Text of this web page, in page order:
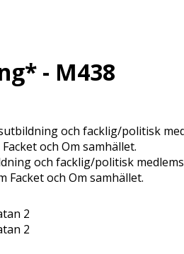
- M438
och facklig/politisk
och Om samhället.
och facklig/politisk
och Om samhället.
2
2